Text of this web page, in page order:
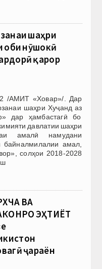
шаҳри
оби нӯшокӣ
қарор
/АМИТ «Ховар»/. Дар
шаҳри Хуҷанд аз
дар ҳамбастагӣ бо
давлатии шаҳри
амалӣ намудани
амал,
солҳои 2018-2028
ВА
ЭҲТИЁТ
ҷараён